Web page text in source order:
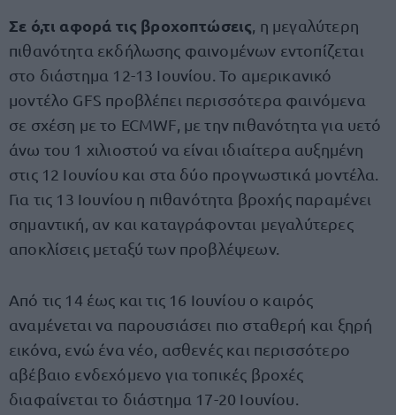
Σε ό,τι αφορά τις βροχοπτώσεις , η μεγαλύτερη
πιθανότητα εκδήλωσης φαινομένων εντοπίζεται
στο διάστημα 12-13 Ιουνίου. Το αμερικανικό
μοντέλο GFS προβλέπει περισσότερα φαινόμενα
σε σχέση με το ECMWF, με την πιθανότητα για υετό
άνω του 1 χιλιοστού να είναι ιδιαίτερα αυξημένη
στις 12 Ιουνίου και στα δύο προγνωστικά μοντέλα.
Για τις 13 Ιουνίου η πιθανότητα βροχής παραμένει
σημαντική, αν και καταγράφονται μεγαλύτερες
αποκλίσεις μεταξύ των προβλέψεων.
Από τις 14 έως και τις 16 Ιουνίου ο καιρός
αναμένεται να παρουσιάσει πιο σταθερή και ξηρή
εικόνα, ενώ ένα νέο, ασθενές και περισσότερο
αβέβαιο ενδεχόμενο για τοπικές βροχές
διαφαίνεται το διάστημα 17-20 Ιουνίου.